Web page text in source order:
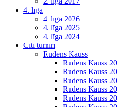
4. līga
4. līga 2026
4. līga 2025
4. līga 2024
Citi turnīri
Rudens Kauss
Rudens Kauss
Rudens Kauss
Rudens Kauss
Rudens Kauss
Rudens Kauss